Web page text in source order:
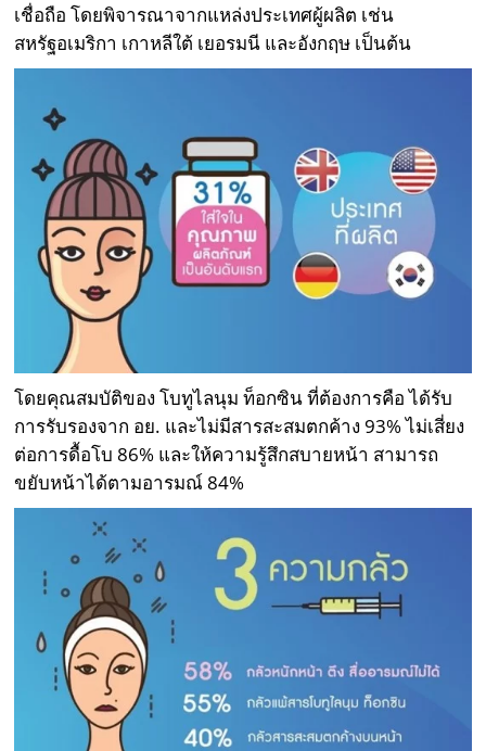
เชื่อถือ โดยพิจารณาจากแหล่งประเทศผู้ผลิต เช่น
สหรัฐอเมริกา เกาหลีใต้ เยอรมนี และอังกฤษ เป็นต้น
โดยคุณสมบัติของ โบทูไลนุม ท็อกซิน ที่ต้องการคือ ได้รับ
การรับรองจาก อย. และไม่มีสารสะสมตกค้าง 93% ไม่เสี่ยง
ต่อการดื้อโบ 86% และให้ความรู้สึกสบายหน้า สามารถ
ขยับหน้าได้ตามอารมณ์ 84%